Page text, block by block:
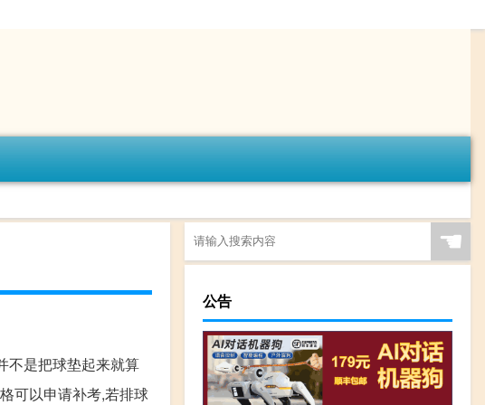
不是把球垫起来就算
可以申请补考,若排球
☚
公告